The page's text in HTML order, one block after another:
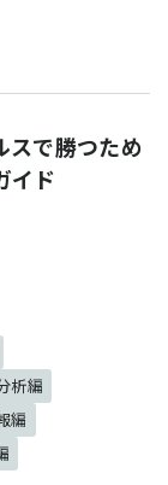
スで勝つため
イド
析編
編